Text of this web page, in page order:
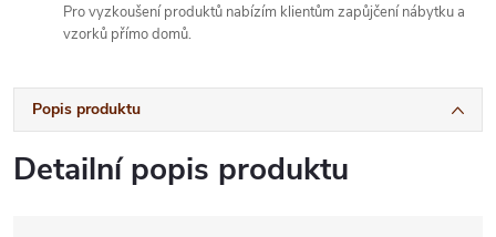
Pro vyzkoušení produktů nabízím klientům zapůjčení nábytku a
vzorků přímo domů.
Popis produktu
Detailní popis produktu